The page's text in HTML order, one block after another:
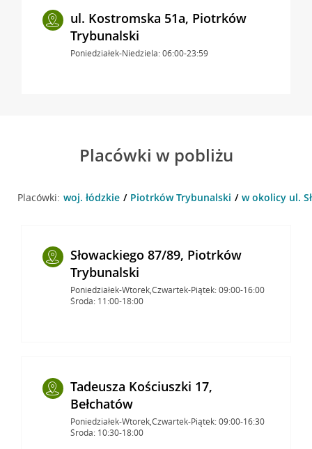
ul. Kostromska 51a, Piotrków
Trybunalski
Poniedziałek-Niedziela: 06:00-23:59
Placówki w pobliżu
Placówki: woj. łódzkie Piotrków Trybunalski w okolicy ul.
Słowackiego 87/89, Piotrków
Trybunalski
Poniedziałek-Wtorek,Czwartek-Piątek: 09:00-16:00
Środa: 11:00-18:00
Tadeusza Kościuszki 17,
Bełchatów
Poniedziałek-Wtorek,Czwartek-Piątek: 09:00-16:30
Środa: 10:30-18:00